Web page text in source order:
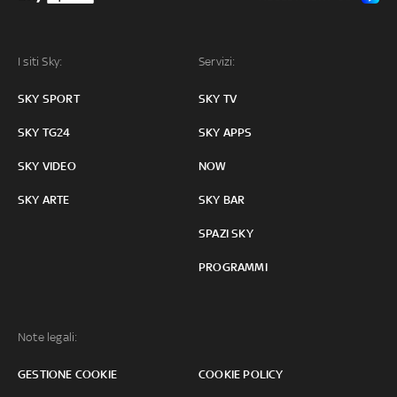
I siti Sky:
SKY SPORT
SKY TG24
SKY VIDEO
SKY ARTE
Servizi:
SKY TV
SKY APPS
NOW
SKY BAR
SPAZI SKY
PROGRAMMI
Note legali:
GESTIONE COOKIE COOKIE POLICY